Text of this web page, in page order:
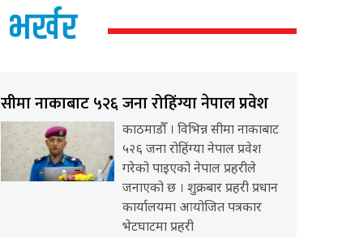
भर्खर
सीमा नाकाबाट ५२६ जना रोहिंग्या नेपाल प्रवेश
काठमाडौँ । विभिन्न सीमा नाकाबाट
५२६ जना रोहिंग्या नेपाल प्रवेश
गरेको पाइएको नेपाल प्रहरीले
जनाएको छ । शुक्रबार प्रहरी प्रधान
कार्यालयमा आयोजित पत्रकार
भेटघाटमा प्रहरी